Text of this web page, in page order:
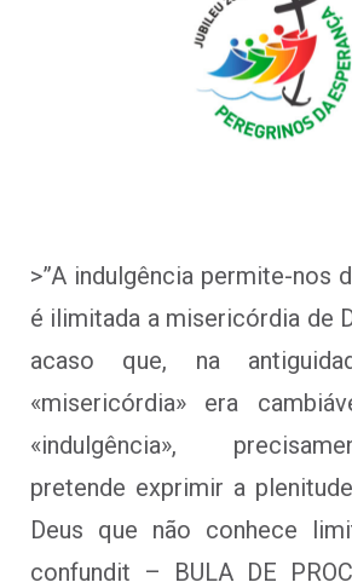
>”A indulgência permite-nos
é ilimitada a misericórdia de
acaso que, na
«misericórdia» era
«indulgência»,
pretende exprimir a
Deus que não conhece
confundit – BULA DE